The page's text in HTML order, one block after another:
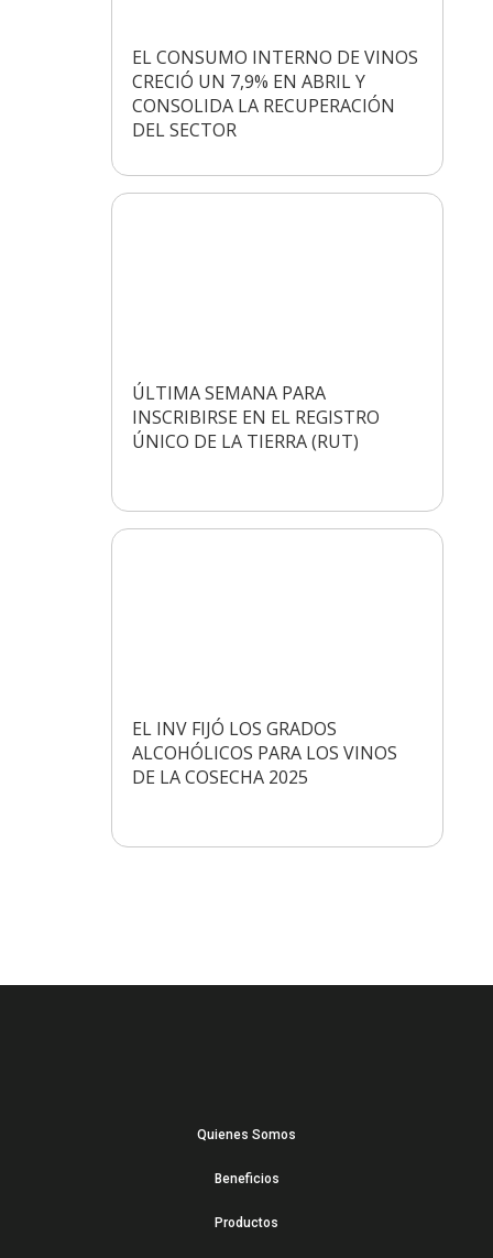
EL CONSUMO INTERNO DE VINOS
CRECIÓ UN 7,9% EN ABRIL Y
CONSOLIDA LA RECUPERACIÓN
DEL SECTOR
ÚLTIMA SEMANA PARA
INSCRIBIRSE EN EL REGISTRO
ÚNICO DE LA TIERRA (RUT)
EL INV FIJÓ LOS GRADOS
ALCOHÓLICOS PARA LOS VINOS
DE LA COSECHA 2025
Quienes Somos
Beneficios
Productos